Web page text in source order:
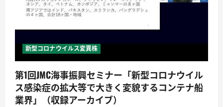
新型コロナウイルス変異株
第1回JMC海事振興セミナー「新型コロナウイル
ス感染症の拡大等で大きく変貌するコンテナ船
業界」（収録アーカイブ）